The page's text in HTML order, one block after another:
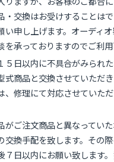
・交換はお受けすることは
い申し上げます。オーディ
を承っておりますのでご利用
５日以内に不具合がみられ
式商品と交換させていただ
、修理にて対応させていた
がご注文商品と異なってい
交換手配を致します。その
７日以内にお願い致します